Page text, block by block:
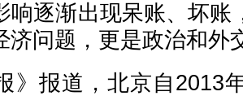
响逐渐出现呆账、坏账
济问题，更是政治和外
》报道，北京自2013